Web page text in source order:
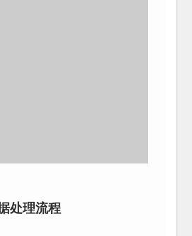
处理流程